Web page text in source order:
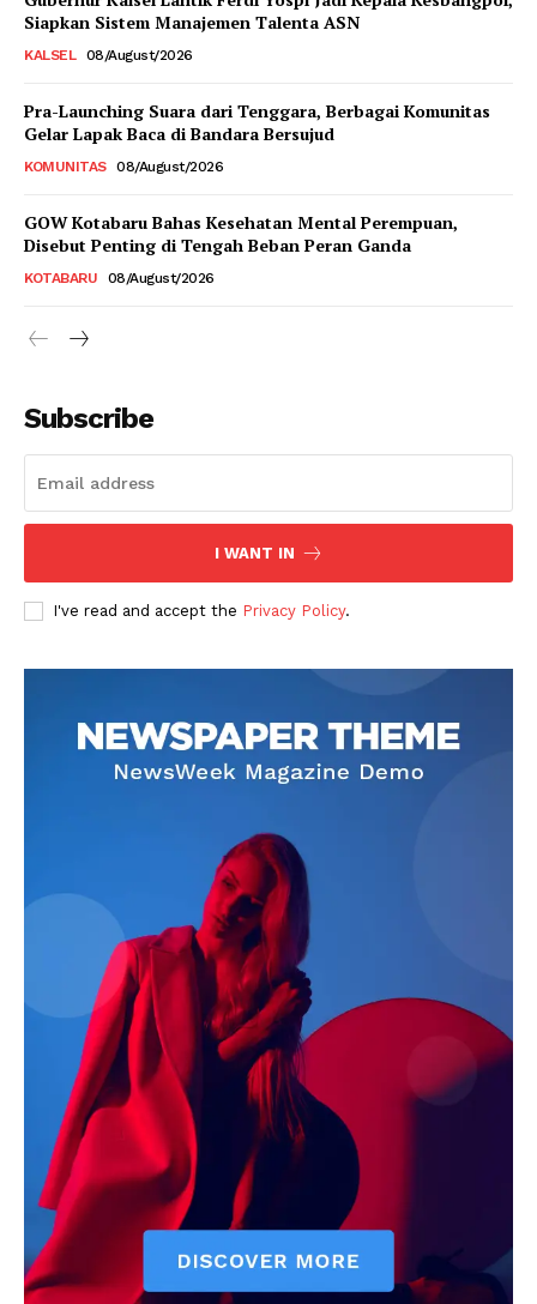
Siapkan Sistem Manajemen Talenta ASN
KALSEL 08/August/2026
Pra-Launching Suara dari Tenggara, Berbagai Komunitas
Gelar Lapak Baca di Bandara Bersujud
KOMUNITAS 08/August/2026
GOW Kotabaru Bahas Kesehatan Mental Perempuan,
Disebut Penting di Tengah Beban Peran Ganda
KOTABARU 08/August/2026
Subscribe
I WANT IN
I've read and accept the Privacy Policy.